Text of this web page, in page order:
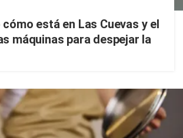
está en Las Cuevas y el
máquinas para despejar la